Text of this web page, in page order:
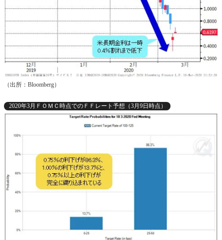
（出所：Bloomberg）
2020年3月ＦＯＭＣ時点でのＦＦレート予想（3月9日時点）